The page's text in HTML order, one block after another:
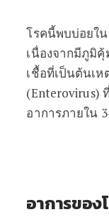
โรคนี้พบบ่อยใ
เนื่องจากมีภูมิ
เชื้อที่เป็นต้นเห
(Enterovirus)
อาการภายใน
อาการของ